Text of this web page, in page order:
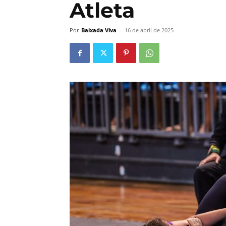
Atleta
Por Baixada Viva - 16 de abril de 2025